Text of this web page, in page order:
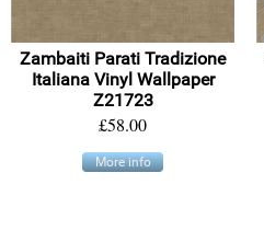
Zambaiti Parati Tradizione
Italiana Vinyl Wallpaper
Z21723
£58.00
More info